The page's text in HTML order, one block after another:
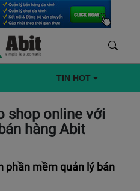
TIN HOT
shop online với
hàng Abit
phần mềm quản lý bán